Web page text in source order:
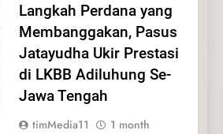
Langkah Perdana yang
Membanggakan, Pasus
Jatayudha Ukir Prestasi
di LKBB Adiluhung Se-
Jawa Tengah
timMedia11
1 month